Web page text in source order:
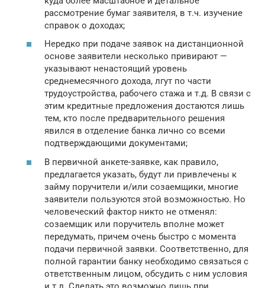
рассмотрение бумаг заявителя, в т.ч. изучение
справок о доходах;
Нередко при подаче заявок на дистанционной
основе заявители несколько привирают —
указывают ненастоящий уровень
среднемесячного дохода, лгут по части
трудоустройства, рабочего стажа и т.д. В связи с
этим кредитные предложения достаются лишь
тем, кто после предварительного решения
явился в отделение банка лично со всеми
подтверждающими документами;
В первичной анкете-заявке, как правило,
предлагается указать, будут ли привлечены к
займу поручители и/или созаемщики, многие
заявители пользуются этой возможностью. Но
человеческий фактор никто не отменял:
созаемщик или поручитель вполне может
передумать, причем очень быстро с момента
подачи первичной заявки. Соответственно, для
полной гарантии банку необходимо связаться с
ответственным лицом, обсудить с ним условия